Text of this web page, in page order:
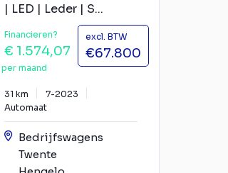
| LED | Leder | S...
Financieren?
€ 1.574,07
per maand
excl. BTW
€67.800
31 km
7-2023
Automaat
Bedrijfswagens
Twente